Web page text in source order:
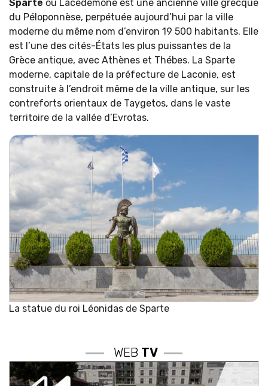
Sparte ou Lacédémone est une ancienne ville grecque
du Péloponnèse, perpétuée aujourd’hui par la ville
moderne du même nom d’environ 19 500 habitants. Elle
est l’une des cités-États les plus puissantes de la
Grèce antique, avec Athènes et Thébes. La Sparte
moderne, capitale de la préfecture de Laconie, est
construite à l’endroit même de la ville antique, sur les
contreforts orientaux de Taygetos, dans le vaste
territoire de la vallée d’Evrotas.
La statue du roi Léonidas de Sparte
WEB TV